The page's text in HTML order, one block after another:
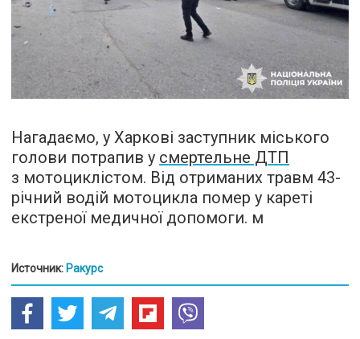
Нагадаємо, у Харкові заступник міського
голови потрапив у смертельне ДТП
з мотоциклістом. Від отриманих травм 43-
річний водій мотоцикла помер у кареті
екстреної медичної допомоги. м
Источник: Ракурс